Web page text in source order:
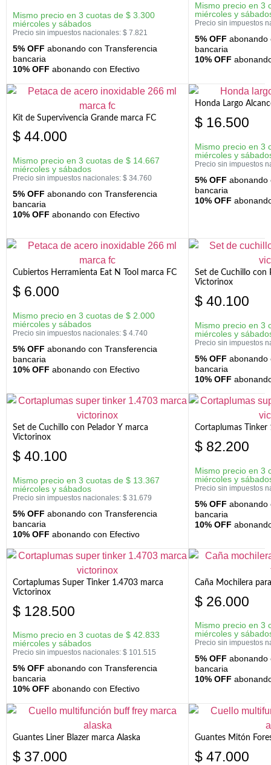
Mismo precio en 3 cuotas de $ 3.300
miércoles y sábados
Precio sin impuestos nacionales: $ 7.821
5% OFF abonando con Transferencia
bancaria
10% OFF abonando con Efectivo
Mismo precio en 3
miércoles y
Precio sin impuestos
5% OFF abonando
bancaria
10% OFF
Kit de Supervivencia Grande marca FC
$ 44.000
Mismo precio en 3 cuotas de $ 14.667
miércoles y sábados
Precio sin impuestos nacionales: $ 34.760
5% OFF abonando con Transferencia
bancaria
10% OFF abonando con Efectivo
Honda Largo
$ 16.500
Mismo precio en 3
miércoles y
Precio sin impuestos
5% OFF abonando
bancaria
10% OFF
Cubiertos Herramienta Eat N Tool marca FC
$ 6.000
Mismo precio en 3 cuotas de $ 2.000
miércoles y sábados
Precio sin impuestos nacionales: $ 4.740
5% OFF abonando con Transferencia
bancaria
10% OFF abonando con Efectivo
Set de Cuchillo con
Victorinox
$ 40.100
Mismo precio en 3
miércoles y
Precio sin impuestos
5% OFF abonando
bancaria
10% OFF
Set de Cuchillo con Pelador Y marca
Victorinox
$ 40.100
Mismo precio en 3 cuotas de $ 13.367
miércoles y sábados
Precio sin impuestos nacionales: $ 31.679
5% OFF abonando con Transferencia
bancaria
10% OFF abonando con Efectivo
Cortaplumas
$ 82.200
Mismo precio en 3
miércoles y
Precio sin impuestos
5% OFF abonando
bancaria
10% OFF
Cortaplumas Super Tinker 1.4703 marca
Victorinox
$ 128.500
Mismo precio en 3 cuotas de $ 42.833
miércoles y sábados
Precio sin impuestos nacionales: $ 101.515
5% OFF abonando con Transferencia
bancaria
10% OFF abonando con Efectivo
Caña Mochilera
$ 26.000
Mismo precio en 3
miércoles y
Precio sin impuestos
5% OFF abonando
bancaria
10% OFF
Guantes Liner Blazer marca Alaska
$ 37.000
Guantes Mitón
$ 47.000